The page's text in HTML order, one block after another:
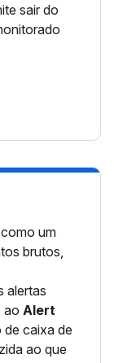
sair do
um
brutos,
alertas
ao Alert
de caixa de
ao que